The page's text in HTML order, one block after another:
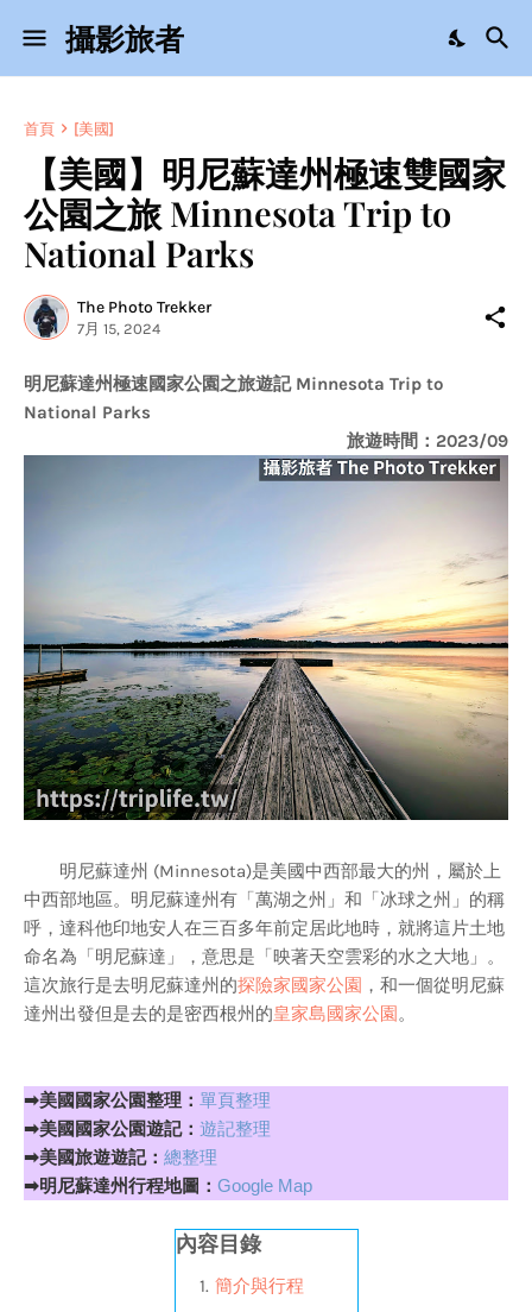
攝影旅者
首頁 [美國]
【美國】明尼蘇達州極速雙國家
公園之旅 Minnesota Trip to
National Parks
The Photo Trekker
7月 15, 2024
明尼蘇達州極速國家公園之旅遊記 Minnesota Trip to
National Parks
旅遊時間：2023/09
明尼蘇達州 (Minnesota)是美國中西部最大的州，屬於上
中西部地區。明尼蘇達州有「萬湖之州」和「冰球之州」的稱
呼，達科他印地安人在三百多年前定居此地時，就將這片土地
命名為「明尼蘇達」，意思是「映著天空雲彩的水之大地」。
這次旅行是去明尼蘇達州的探險家國家公園 ，和一個從明尼蘇
達州出發但是去的是密西根州的皇家島國家公園。
➡美國國家公園整理： 單頁整理
➡美國國家公園遊記： 遊記整理
➡美國旅遊遊記： 總整理
➡明尼蘇達州行程地圖： Google Map
內容目錄
簡介與行程